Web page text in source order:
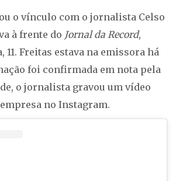
o vínculo com o jornalista Celso
à frente do Jornal da Record,
11. Freitas estava na emissora há
foi confirmada em nota pela
o jornalista gravou um vídeo
no Instagram.